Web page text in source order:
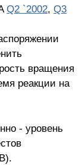
Q2 `2002, Q3
вращения
реакции на
- уровень